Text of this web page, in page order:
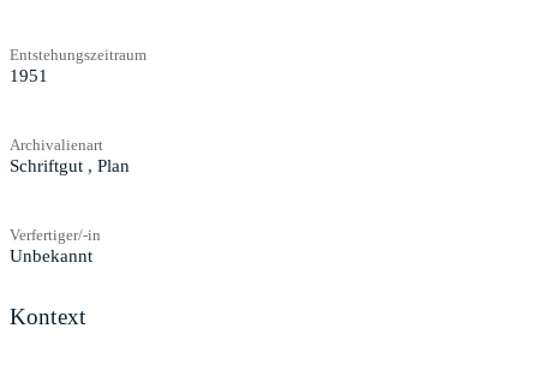
Entstehungszeitraum
1951
Archivalienart
Schriftgut , Plan
Verfertiger/-in
Unbekannt
Kontext